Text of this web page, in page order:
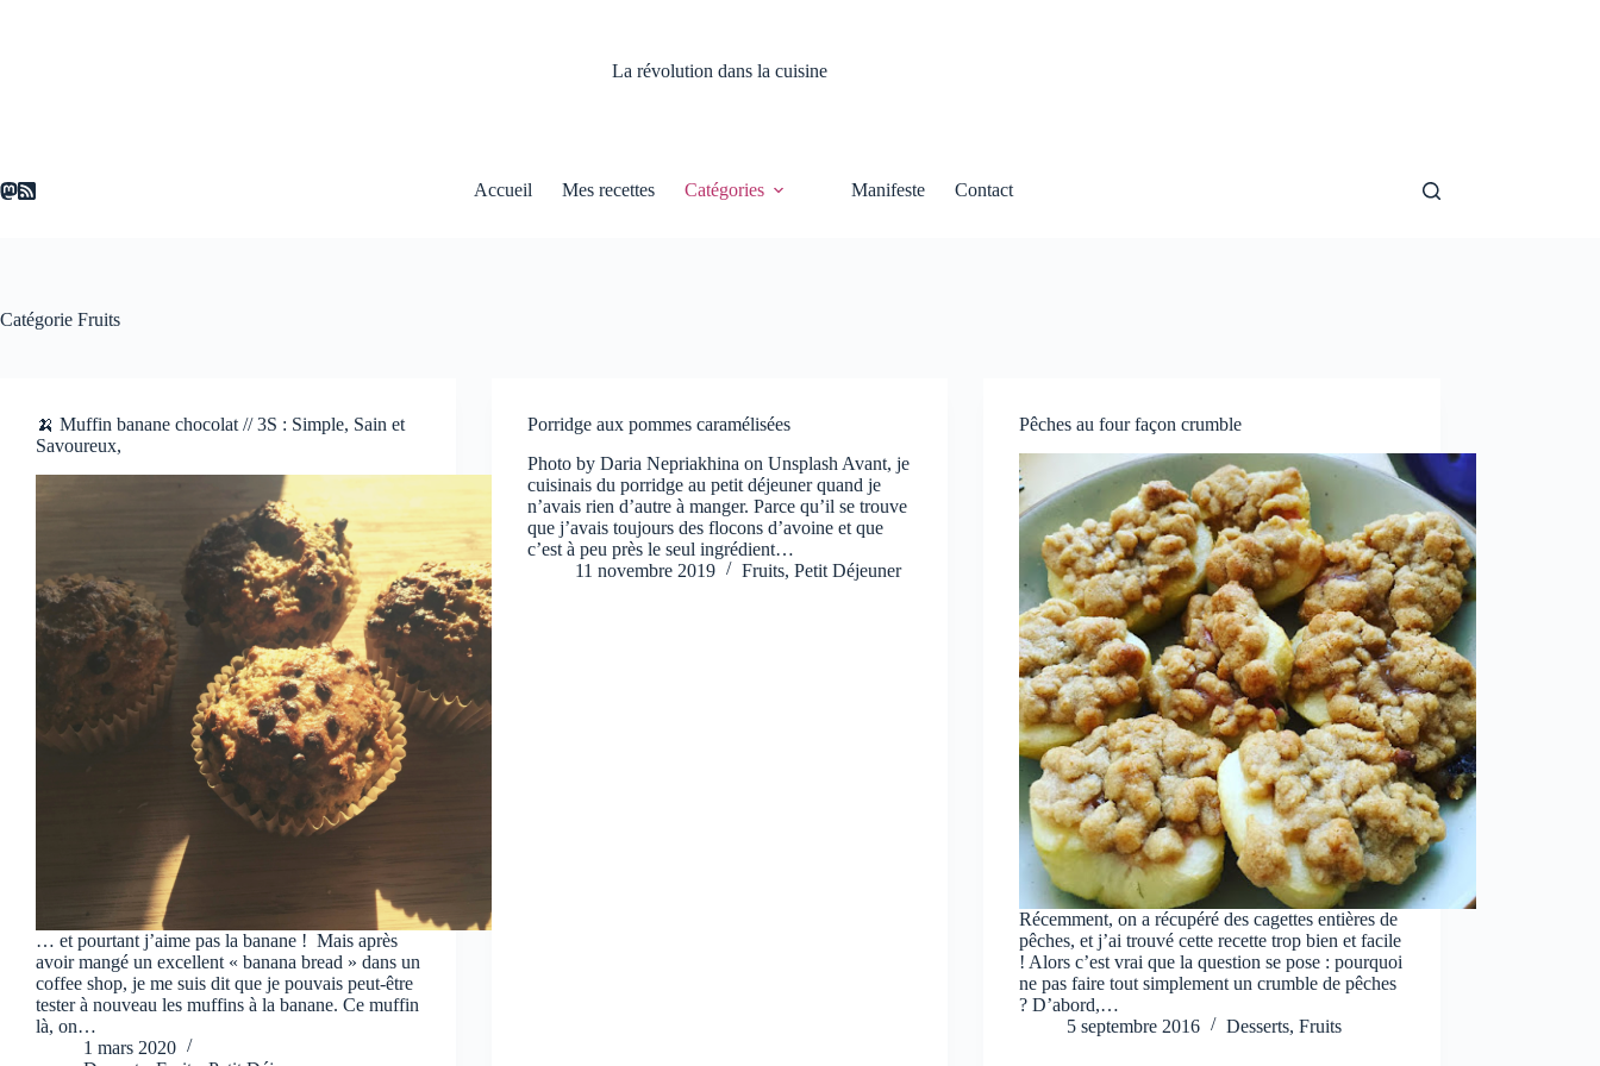
La révolution dans la cuisine
Accueil Mes recettes Catégories Manifeste Contact
Catégorie Fruits
🍌 Muffin banane chocolat // 3S : Simple, Sain et
Savoureux,
… et pourtant j’aime pas la banane ! Mais après
avoir mangé un excellent « banana bread » dans un
coffee shop, je me suis dit que je pouvais peut-être
tester à nouveau les muffins à la banane. Ce muffin
là, on…
1 mars 2020
Porridge aux pommes caramélisées
Photo by Daria Nepriakhina on Unsplash Avant, je
cuisinais du porridge au petit déjeuner quand je
n’avais rien d’autre à manger. Parce qu’il se trouve
que j’avais toujours des flocons d’avoine et que
c’est à peu près le seul ingrédient…
11 novembre 2019
Fruits,Petit Déjeuner
Pêches au four façon crumble
Récemment, on a récupéré des cagettes entières de
pêches, et j’ai trouvé cette recette trop bien et facile
! Alors c’est vrai que la question se pose : pourquoi
ne pas faire tout simplement un crumble de pêches
? D’abord,…
5 septembre 2016
Desserts,Fruits